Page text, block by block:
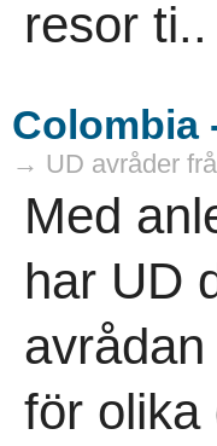
resor ti..
Colombia
→ UD avråder
Med
har UD
för olika